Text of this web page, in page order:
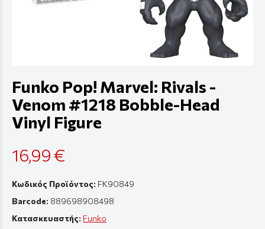
Funko Pop! Marvel: Rivals -
Venom #1218 Bobble-Head
Vinyl Figure
16,99 €
Κωδικός Προϊόντος: FK90849
Barcode: 889698908498
Κατασκευαστής: Funko